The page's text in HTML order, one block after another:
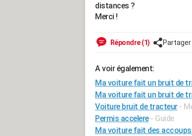
distances ?
Merci !
Répondre (1) Partager
A voir également:
Ma voiture fait un bruit de
Ma voiture fait un bruit de
Voiture bruit de tracteur -
Permis accelere - Guide
Ma voiture fait des